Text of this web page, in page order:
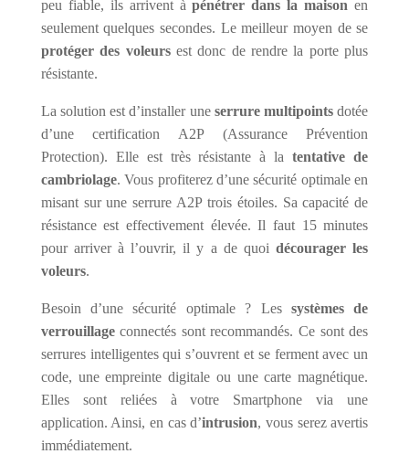
peu fiable, ils arrivent àpénétrer dans la maison en
seulement quelques secondes. Le meilleur moyen de se
protéger des voleursest donc de rendre la porte plus
résistante.
La solution est d’installer une serrure multipoints dotée
d’une certification A2P (Assurance Prévention
Protection). Elle est très résistante à latentative de
cambriolage. Vous profiterez d’une sécurité optimale en
misant sur une serrure A2P trois étoiles. Sa capacité de
résistance est effectivement élevée. Il faut 15 minutes
pour arriver à l’ouvrir, il y a de quoidécourager les
voleurs.
Besoin d’une sécurité optimale ? Les systèmes de
verrouillageconnectés sont recommandés. Ce sont des
serrures intelligentes qui s’ouvrent et se ferment avec un
code, une empreinte digitale ou une carte magnétique.
Elles sont reliées à votre Smartphone via une
application. Ainsi, en cas d’intrusion, vous serez avertis
immédiatement.